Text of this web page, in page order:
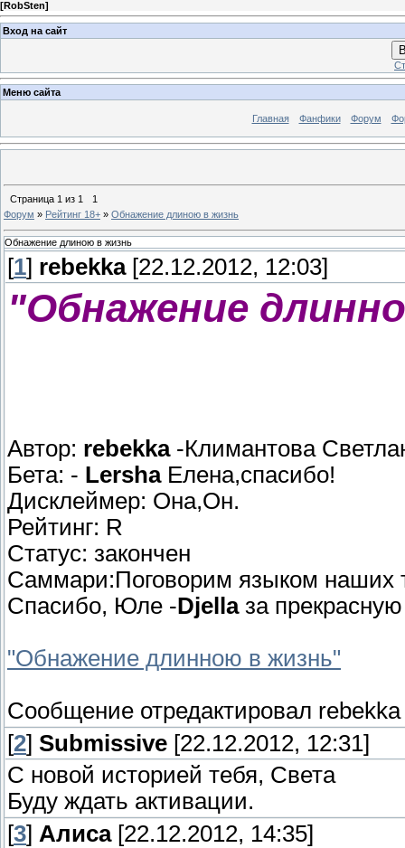
[RobSten]
Вход на сайт
Меню сайта
Главная Фанфики Форум
Страница 1 из 1
1
Форум » Рейтинг 18+ » Обнажение длиною в жизнь
Обнажение длиною в жизнь
[1] rebekka[22.12.2012, 12:03]
"Обнажение
Автор: rebekka-Климантова
Бета: - LershaЕлена,спасибо!
Дисклеймер: Она,Он.
Рейтинг: R
Статус: закончен
Саммари:Поговорим языком наших
Спасибо, Юле -Djellaза
"Обнажение длинною в жизнь"
Сообщение отредактировал rebekka
[2] Submissive [22.12.2012, 12:31]
С новой историей тебя, Света
Буду ждать активации.
[3] Алиса[22.12.2012, 14:35]